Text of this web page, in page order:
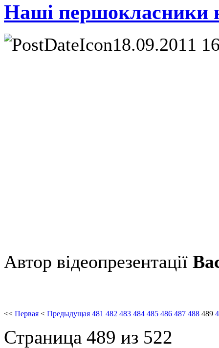
Наші першокласники
18.09.2011
Автор відеопрезентації
<< Первая < Предыдущая 481 482 483 484 485 486 487 488 489
Страница 489 из 522